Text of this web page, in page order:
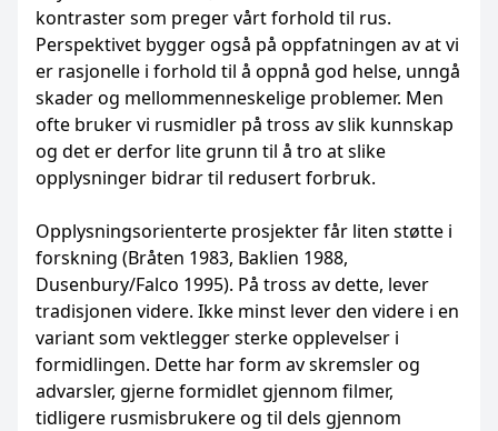
kontraster som preger vårt forhold til rus.
Perspektivet bygger også på oppfatningen av at vi
er rasjonelle i forhold til å oppnå god helse, unngå
skader og mellommenneskelige problemer. Men
ofte bruker vi rusmidler på tross av slik kunnskap
og det er derfor lite grunn til å tro at slike
opplysninger bidrar til redusert forbruk.
Opplysningsorienterte prosjekter får liten støtte i
forskning (Bråten 1983, Baklien 1988,
Dusenbury/Falco 1995). På tross av dette, lever
tradisjonen videre. Ikke minst lever den videre i en
variant som vektlegger sterke opplevelser i
formidlingen. Dette har form av skremsler og
advarsler, gjerne formidlet gjennom filmer,
tidligere rusmisbrukere og til dels gjennom